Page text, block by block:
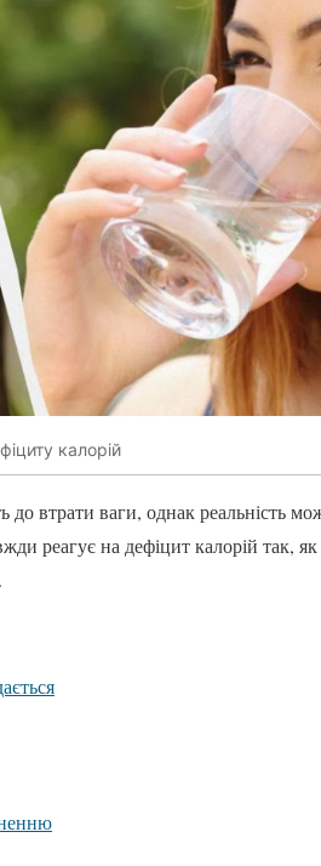
калорій
до втрати ваги, однак реальність
реагує на дефіцит калорій так,
.